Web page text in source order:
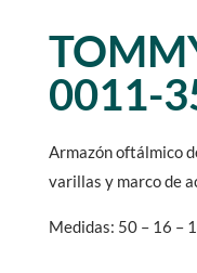
0011-
Armazón oftálmico
varillas y marco de
Medidas: 50 – 16 –